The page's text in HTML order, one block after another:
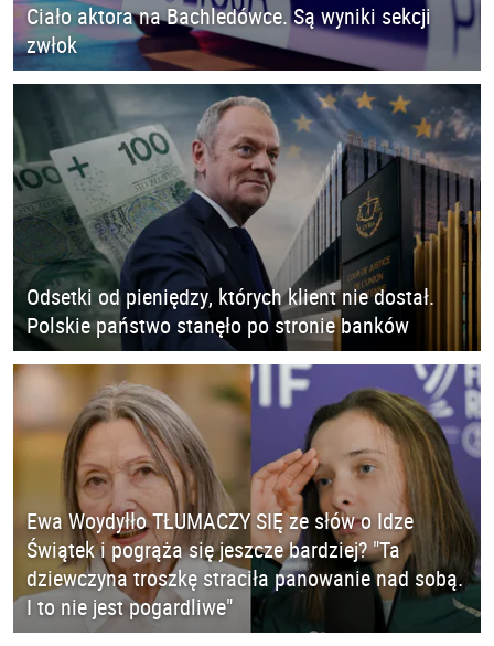
Ciało aktora na Bachledówce. Są wyniki sekcji
zwłok
Odsetki od pieniędzy, których klient nie dostał.
Polskie państwo stanęło po stronie banków
Ewa Woydyłło TŁUMACZY SIĘ ze słów o Idze
Świątek i pogrąża się jeszcze bardziej? "Ta
dziewczyna troszkę straciła panowanie nad sobą.
I to nie jest pogardliwe"